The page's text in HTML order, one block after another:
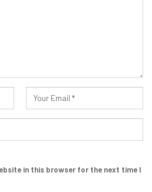
in this browser for the next time I